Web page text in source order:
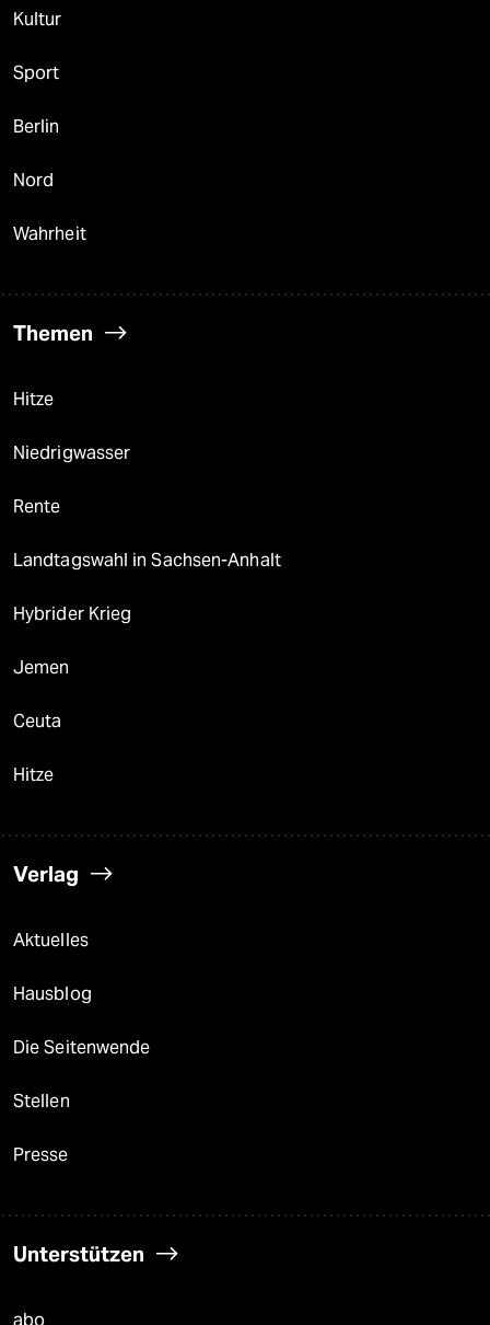
Kultur
Sport
Berlin
Nord
Wahrheit
Themen
Hitze
Niedrigwasser
Rente
Landtagswahl in Sachsen-Anhalt
Hybrider Krieg
Jemen
Ceuta
Hitze
Verlag
Aktuelles
Hausblog
Die Seitenwende
Stellen
Presse
Unterstützen
abo